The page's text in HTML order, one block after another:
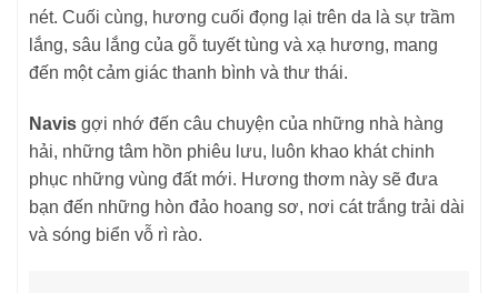
nét. Cuối cùng, hương cuối đọng lại trên da là sự trầm
lắng, sâu lắng của gỗ tuyết tùng và xạ hương, mang
đến một cảm giác thanh bình và thư thái.
Navis gợi nhớ đến câu chuyện của những nhà hàng
hải, những tâm hồn phiêu lưu, luôn khao khát chinh
phục những vùng đất mới. Hương thơm này sẽ đưa
bạn đến những hòn đảo hoang sơ, nơi cát trắng trải dài
và sóng biển vỗ rì rào.